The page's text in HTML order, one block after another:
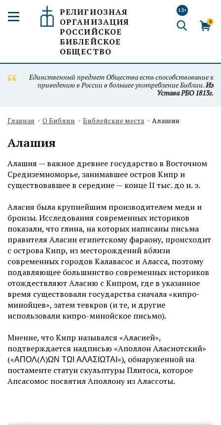
РЕЛИГИОЗНАЯ
ОРГАНИЗАЦИЯ
РОССИЙСКОЕ
БИБЛЕЙСКОЕ
ОБЩЕСТВО
12+
0
Единственный предмет Общества есть способствование к
приведению в России в большее употребление Библии.Из
Устава РБО 1813г.
Главная О Библии Библейские места Алашия
Алашия
Алашия — важное древнее государство в Восточном
Средиземноморье, занимавшее остров Кипр и
существовавшее в середине — конце II тыс. до н. э.
Аласия была крупнейшим производителем меди и
бронзы. Исследования современных историков
показали, что глина, на которых написаны письма
правителя Аласии египетскому фараону, происходит
с острова Кипр, из месторождений вблизи
современных городов Калавасос и Аласса, поэтому
подавляющее большинство современных историков
отождествляют Аласию с Кипром, где в указанное
время существовали государства сначала «кипро-
минойцев», затем тевкров (и те, и другие
использовали кипро-минойское письмо).
Мнение, что Кипр назывался «Аласией»,
подтверждается надписью «Аполлон Аласиотский»
(«ΑΠΟΛ(Λ)ΩΝ ΤΩΙ ΑΛΑΣΙΩΤΑΙ»), обнаруженной на
постаменте статуи скульптуры Плитоса, которое
Апсасомос посвятил Аполлону из Алассоты.